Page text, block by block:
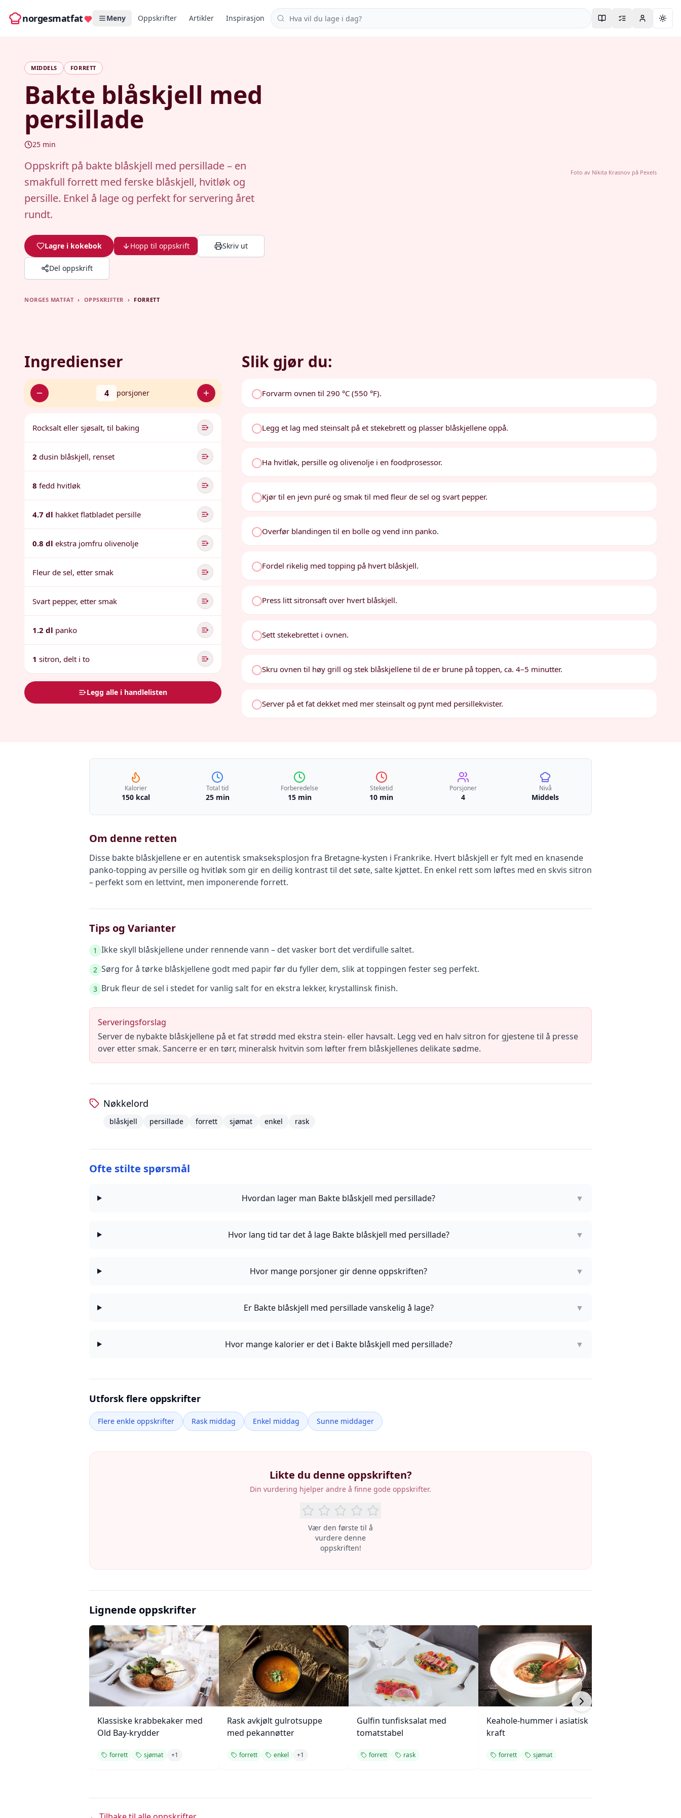
norgesmatfat Meny Oppskrifter Artikler Inspirasjon Søk i oppskrifter
MIDDELS FORRETT
Bakte blåskjell med
persillade
25 min
Oppskrift på bakte blåskjell med persillade – en
smakfull forrett med ferske blåskjell, hvitløk og
persille. Enkel å lage og perfekt for servering året
rundt.
Lagre i kokebok Hopp til oppskrift Skriv ut
Del oppskrift
Foto av Nikita Krasnovpå Pexels
NORGES MATFAT › OPPSKRIFTER › FORRETT
Ingredienser
4 porsjoner
Rocksalt eller sjøsalt, til baking
2 dusin blåskjell, renset
8 fedd hvitløk
4.7 dl hakket flatbladet persille
0.8 dl ekstra jomfru olivenolje
Fleur de sel, etter smak
Svart pepper, etter smak
1.2 dl panko
1 sitron, delt i to
Legg alle i handlelisten
Slik gjør du:
Forvarm ovnen til 290 °C (550 °F).
Legg et lag med steinsalt på et stekebrett og plasser blåskjellene oppå.
Ha hvitløk, persille og olivenolje i en foodprosessor.
Kjør til en jevn puré og smak til med fleur de sel og svart pepper.
Overfør blandingen til en bolle og vend inn panko.
Fordel rikelig med topping på hvert blåskjell.
Press litt sitronsaft over hvert blåskjell.
Sett stekebrettet i ovnen.
Skru ovnen til høy grill og stek blåskjellene til de er brune på toppen, ca. 4–5 minutter.
Server på et fat dekket med mer steinsalt og pynt med persillekvister.
Kalorier
150 kcal
Total tid
25 min
Forberedelse
15 min
Steketid
10 min
Porsjoner
4
Nivå
Middels
Om denne retten
Disse bakte blåskjellene er en autentisk smakseksplosjon fra Bretagne-kysten i Frankrike. Hvert blåskjell er fylt med en knasende
panko-topping av persille og hvitløk som gir en deilig kontrast til det søte, salte kjøttet. En enkel rett som løftes med en skvis sitron
– perfekt som en lettvint, men imponerende forrett.
Tips og Varianter
1 Ikke skyll blåskjellene under rennende vann – det vasker bort det verdifulle saltet.
2 Sørg for å tørke blåskjellene godt med papir før du fyller dem, slik at toppingen fester seg perfekt.
3 Bruk fleur de sel i stedet for vanlig salt for en ekstra lekker, krystallinsk finish.
Serveringsforslag
Server de nybakte blåskjellene på et fat strødd med ekstra stein- eller havsalt. Legg ved en halv sitron for gjestene til å presse
over etter smak. Sancerre er en tørr, mineralsk hvitvin som løfter frem blåskjellenes delikate sødme.
Nøkkelord
blåskjell persillade forrett sjømat enkel rask
Ofte stilte spørsmål
Hvordan lager man Bakte blåskjell med persillade? ▼
Hvor lang tid tar det å lage Bakte blåskjell med persillade? ▼
Hvor mange porsjoner gir denne oppskriften? ▼
Er Bakte blåskjell med persillade vanskelig å lage? ▼
Hvor mange kalorier er det i Bakte blåskjell med persillade? ▼
Utforsk flere oppskrifter
Flere enkle oppskrifter Rask middag Enkel middag Sunne middager
Likte du denne oppskriften?
Din vurdering hjelper andre å finne gode oppskrifter.
Vær den første til å
vurdere denne
oppskriften!
Lignende oppskrifter
Klassiske krabbekaker med
Old Bay-krydder
forrett sjømat +1
Rask avkjølt gulrotsuppe
med pekannøtter
forrett enkel +1
Gulfin tunfisksalat med
tomatstabel
forrett rask
Keahole-hummer i asiatisk
kraft
forrett sjømat